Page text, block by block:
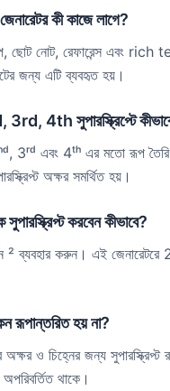
জেনারেটর কী কাজে লাগে?
ছোট নোট, রেফারেন্স এবং rich
জন্য এটি ব্যবহৃত হয়।
4th সুপারস্ক্রিপ্টে
3ʳᵈ এবং 4ᵗʰ এর মতো রূপ তৈরি
অক্ষর সমর্থিত হয়।
সুপারস্ক্রিপ্ট করবেন কীভাবে?
² ব্যবহার করুন। এই জেনারেটরে
রূপান্তরিত হয় না?
ও চিহ্নের জন্য সুপারস্ক্রিপ্ট
থাকে।